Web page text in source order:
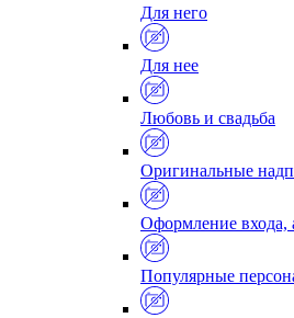
Для него
Для нее
Любовь и свадьба
Оригинальные
Оформление входа,
Популярные